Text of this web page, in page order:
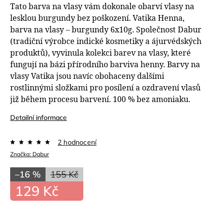
Tato barva na vlasy vám dokonale obarví vlasy na
lesklou burgundy bez poškození. Vatika Henna,
barva na vlasy – burgundy 6x10g. Společnost Dabur
(tradiční výrobce indické kosmetiky a ájurvédských
produktů), vyvinula kolekci barev na vlasy, které
fungují na bázi přírodního barviva henny. Barvy na
vlasy Vatika jsou navíc obohaceny dalšími
rostlinnými složkami pro posílení a ozdravení vlasů
již během procesu barvení. 100 % bez amoniaku.
Detailní informace
Značka: Dabur
2 hodnocení
155 Kč
–16 %
129 Kč